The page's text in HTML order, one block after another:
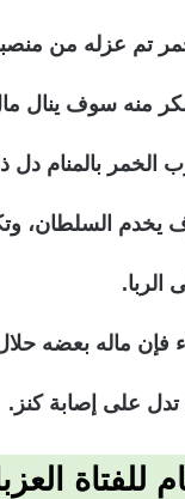
تم عزله من
منه سوف
بالمنام دل
السلطان،
الربا.
فإن ماله بعضه
على إصابة كنز.